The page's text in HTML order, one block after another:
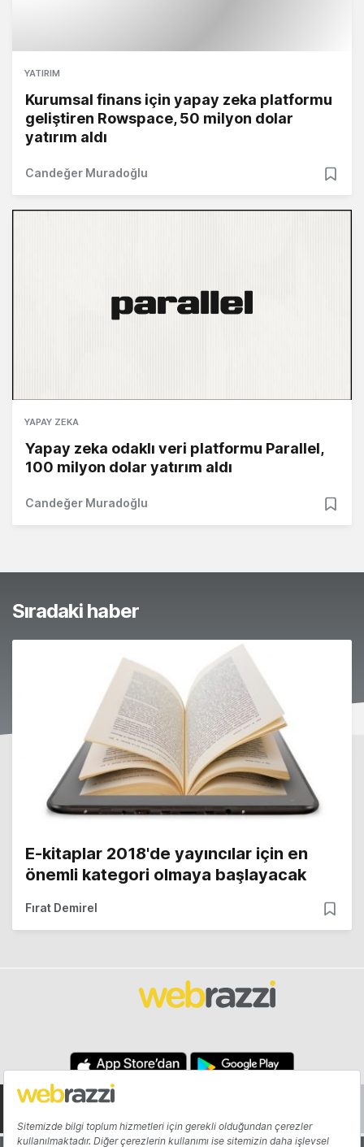
YATIRIM
Kurumsal finans için yapay zeka platformu
geliştiren Rowspace, 50 milyon dolar
yatırım aldı
Candeğer Muradoğlu
YAPAY ZEKA
Yapay zeka odaklı veri platformu Parallel,
100 milyon dolar yatırım aldı
Candeğer Muradoğlu
Sıradaki haber
E-kitaplar 2018'de yayıncılar için en
önemli kategori olmaya başlayacak
Fırat Demirel